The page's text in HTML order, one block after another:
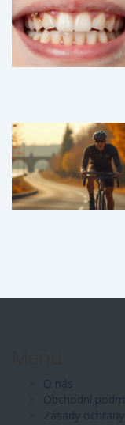
O nás
Obchodní
Zásady